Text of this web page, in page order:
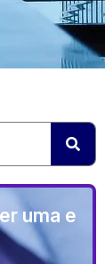
uma e